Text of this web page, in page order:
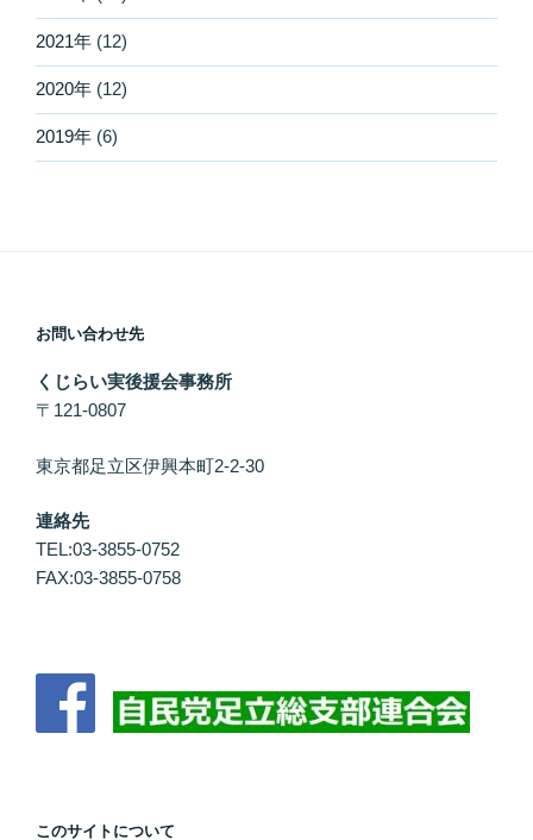
2021年 (12)
2020年 (12)
2019年 (6)
お問い合わせ先
くじらい実後援会事務所
〒121-0807
東京都足立区伊興本町2-2-30
連絡先
TEL:03-3855-0752
FAX:03-3855-0758
このサイトについて